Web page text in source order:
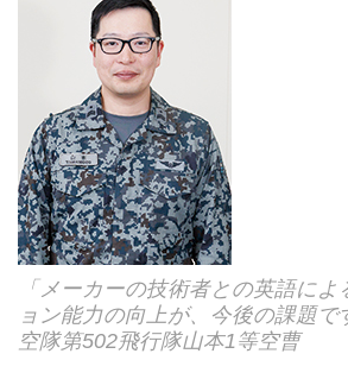
「メーカーの技術者との英語に
ョン能力の向上が、今後の課題
空隊第502飛行隊山本1等空曹